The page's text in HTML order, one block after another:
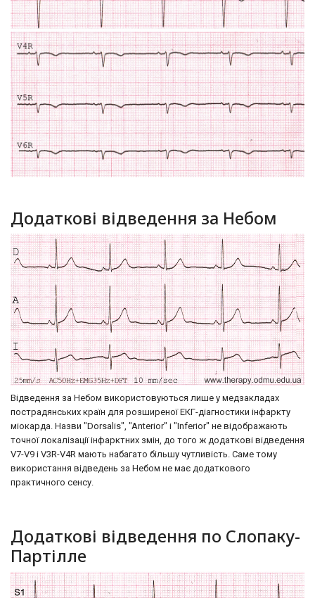
Додаткові відведення за Небом
Відведення за Небом використовуються лише у медзакладах
пострадянських країн для розширеної ЕКГ-діагностики інфаркту
міокарда. Назви "Dorsalis", "Anterior" і "Inferior" не відображають
точної локалізації інфарктних змін, до того ж додаткові відведення
V7-V9 і V3R-V4R мають набагато більшу чутливість. Саме тому
використання відведень за Небом не має додаткового
практичного сенсу.
Додаткові відведення по Слопаку-
Партілле